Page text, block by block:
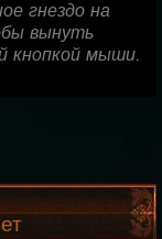
гнездо на
вынуть
кнопкой мыши.